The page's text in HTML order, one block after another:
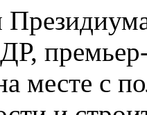
месте с